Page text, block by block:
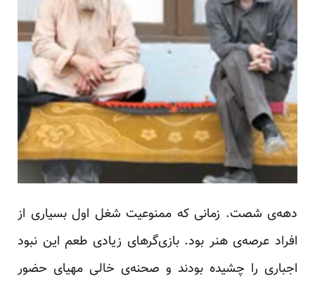
دهه‌ی شصت. زمانی که ممنوعیت شغل اول بسیاری از
افراد عرصه‌ی هنر بود. بازی‌گرهای زیادی طعم این نبود
اجباری را چشیده بودند و صحنه‌ی خالی مهیای حضور